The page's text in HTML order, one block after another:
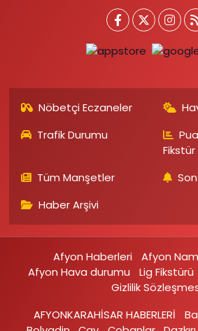
Nöbetçi Eczaneler
Trafik Durumu
Fikstür
Tüm Manşetler
Haber Arşivi
Afyon Haberleri
Afyon
Afyon Hava durumu
Lig Fikstürü
Gizlilik
AFYONKARAHİSAR HABERLERİ